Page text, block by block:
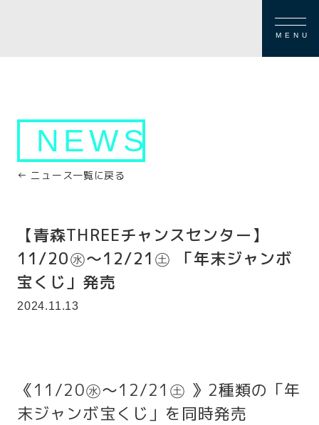
MENU
NEWS
← ニュース一覧に戻る
【青森THREEチャンスセンター】
11/20㊌～12/21㊏ 「年末ジャンボ
宝くじ」発売
2024.11.13
《11/20㊌～12/21㊏ 》2種類の「年
末ジャンボ宝くじ」を同時発売